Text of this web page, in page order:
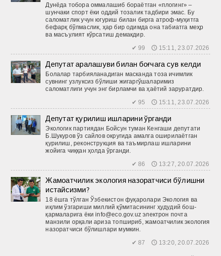
Дунёда тобора оммалашиб бораётган «плогинг» –
шунчаки спорт ёки оддий тозалик тадбири эмас. Бу
саломатлик учун югуриш билан бирга атроф-муҳитга
бефарқ бўлмаслик, ҳар бир одимда она табиатга меҳр
ва масъулият кўрсатиш демакдир.
✔ 99 🕔 15:11, 23.07.2026
Депутат аралашуви билан боғчага сув келди
Болалар тарбияланадиган мас­канда тоза ичимлик
сувнинг узлуксиз бўлиши жигаргўшаларимиз
саломатлиги учун энг бирламчи ва ҳаётий заруратдир.
✔ 95 🕔 15:11, 23.07.2026
Депутат қурилиш ишларини ўрганди
Экологик партиядан Бойсун туман Кенгаши депутати
Б.Шукуров ўз сайлов округида амалга оширилаётган
қурилиш, реконструкция ва таъмирлаш ишларини
жойига чиққан ҳолда ўрганди.
✔ 86 🕔 13:27, 20.07.2026
Жамоатчилик экология назоратчиси бўлишни
истайсизми?
18 ёшга тўлган Ўзбекистон фуқаролари Экология ва
иқлим ўзгариши миллий қўмитасининг ҳудудий бош­
қармаларига ёки info@eco.gov.uz электрон почта
манзили орқали ариза топшириб, жамоатчилик экология
назоратчиси бўлишлари мумкин.
✔ 87 🕔 13:20, 20.07.2026